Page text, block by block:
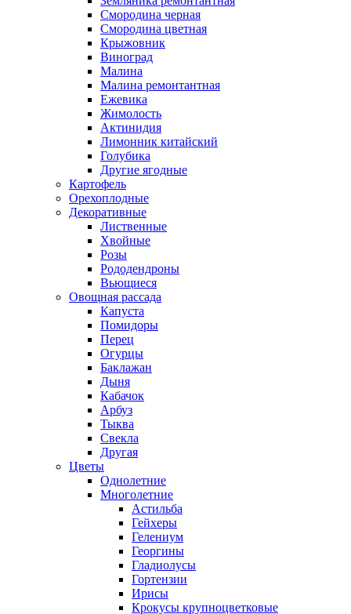
Смородина черная
Смородина цветная
Крыжовник
Виноград
Малина
Малина ремонтантная
Ежевика
Жимолость
Актинидия
Лимонник китайский
Голубика
Другие ягодные
Картофель
Орехоплодные
Декоративные
Лиственные
Хвойные
Розы
Рододендроны
Вьющиеся
Овощная рассада
Капуста
Помидоры
Перец
Огурцы
Баклажан
Дыня
Кабачок
Арбуз
Тыква
Свекла
Другая
Цветы
Однолетние
Многолетние
Астильба
Гейхеры
Гелениум
Георгины
Гладиолусы
Гортензии
Ирисы
Крокусы крупноцветковые